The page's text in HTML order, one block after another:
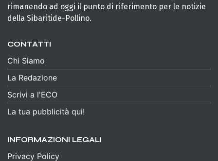
rimanendo ad oggi il punto di riferimento per le notizie
della Sibaritide-Pollino.
CONTATTI
Chi Siamo
La Redazione
Scrivi a l'ECO
La tua pubblicità qui!
INFORMAZIONI LEGALI
Privacy Policy